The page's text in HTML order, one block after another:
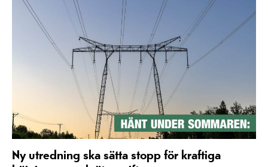
Ny utredning ska sätta stopp för kraftiga